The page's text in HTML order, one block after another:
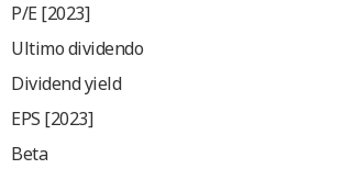
P/E [2023]
Ultimo dividendo
Dividend yield
EPS [2023]
Beta